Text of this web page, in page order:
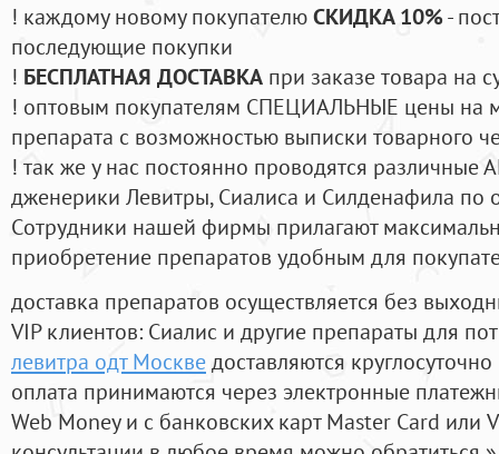
! каждому новому покупателюСКИДКА 10%-
последующие покупки
! БЕСПЛАТНАЯ ДОСТАВКА при заказе товара на
! оптовым покупателям СПЕЦИАЛЬНЫЕ цены на
препарата с возможностью выписки товарного
! так же у нас постоянно проводятся
дженерики Левитры, Сиалиса и Силденафила по
Cотрудники нашей фирмы прилагают
приобретение препаратов удобным для
доставка препаратов осуществляется без
VIP клиентов: Сиалис и другие препараты для
левитра одт Москведоставляются круглосуточно
оплата принимаются через электронные
Web Money и с банковских карт Master Card или